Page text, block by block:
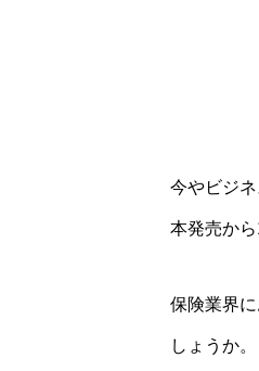
今やビジ
本発売か
保険業界
しょうか。